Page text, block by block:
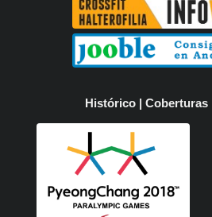
Histórico | Coberturas